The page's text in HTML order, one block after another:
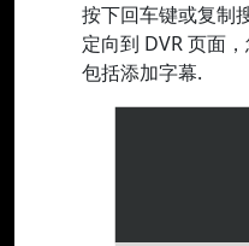
按下回车键或复制
定向到 DVR 页面
包括添加字幕.